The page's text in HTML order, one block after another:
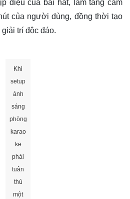
điệu của bài hát, làm tăng cảm
của người dùng, đồng thời tạo
trí độc đáo.
Khi
setup
ánh
sáng
phòng
karao
ke
phải
tuân
thủ
một